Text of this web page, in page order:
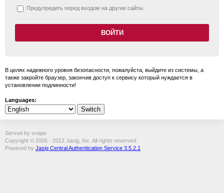
Предупредить перед входом на другие сайты.
В целях надежного уровня безопасности, пожалуйста, выйдите из системы, а
также закройте браузер, закончив доступ к сервису который нуждается в
установлении подлинности!
Languages:
Served by snape
Copyright © 2005 - 2012 Jasig, Inc. All rights reserved.
Powered by Jasig Central Authentication Service 3.5.2.1